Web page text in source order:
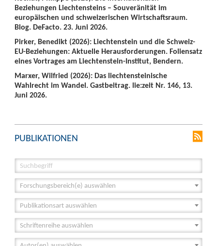
Beziehungen Liechtensteins – Souveränität im
europäischen und schweizerischen Wirtschaftsraum.
Blog. DeFacto. 23. Juni 2026.
Pirker, Benedikt (2026): Liechtenstein und die Schweiz-
EU-Beziehungen: Aktuelle Herausforderungen. Foliensatz
eines Vortrages am Liechtenstein-Institut, Bendern.
Marxer, Wilfried (2026): Das liechtensteinische
Wahlrecht im Wandel. Gastbeitrag. lie:zeit Nr. 146, 13.
Juni 2026.
PUBLIKATIONEN
Forschungsbereich(e) auswählen
Publikationsart auswählen
Schriftenreihe auswählen